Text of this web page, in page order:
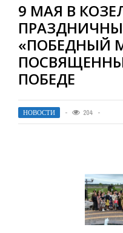
9 МАЯ В
«ПОБЕДНЫЙ
ПОБЕДЕ
НОВОСТИ 204